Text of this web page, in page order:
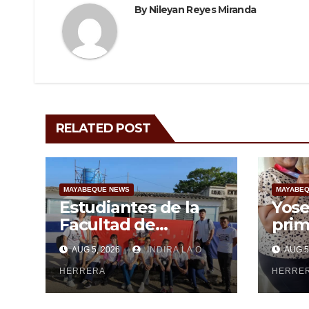
ByNileyan Reyes Miranda
RELATED POST
MAYABEQUE NEWS
Estudiantes de la
Facultad de
Ciencias Médicas de
Mayabeque realizan
pesquisa
AUG 5, 2026 INDIRA LA O
HERRERA
AUG